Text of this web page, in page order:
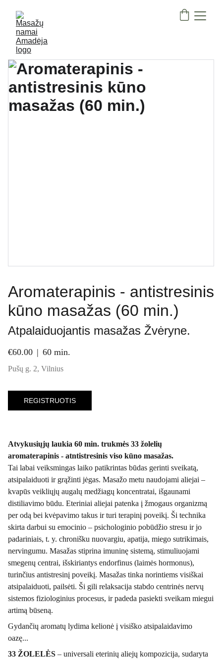
Aromaterapinis - antistresinis
kūno masažas (60 min.)
Atpalaiduojantis masažas Žvėryne.
€60.00 60 min.
Pušų g. 2, Vilnius
REGISTRUOTIS
Atvykusiųjų laukia 60 min. trukmės 33 žolelių
aromaterapinis - atntistresinis viso kūno masažas.
Tai labai veiksmingas laiko patikrintas būdas gerinti sveikatą,
atsipalaiduoti ir grąžinti jėgas. Masažo metu naudojami aliejai –
kvapūs veikliųjų augalų medžiagų koncentratai, išgaunami
distiliavimo būdu. Eteriniai aliejai patenka į žmogaus organizmą
per odą bei kvėpavimo takus ir turi terapinį poveikį. Ši technika
skirta darbui su emocinio – psichologinio pobūdžio stresu ir jo
padariniais, t. y. chronišku nuovargiu, apatija, miego sutrikimais,
nervingumu. Masažas stiprina imuninę sistemą, stimuliuojami
smegenų centrai, išskiriantys endorfinus (laimės hormonus),
turinčius antistresinį poveikį. Masažas tinka norintiems visiškai
atsipalaiduoti, pailsėti. Ši gili relaksacija stabdo centrinės nervų
sistemos fiziologinius procesus, ir padeda pasiekti sveikam miegui
artimą būseną.
Gydančių aromatų lydima kelionė į visiško atsipalaidavimo
oazę...
33 ŽOLELĖS – universali eterinių aliejų kompozicija, sudaryta